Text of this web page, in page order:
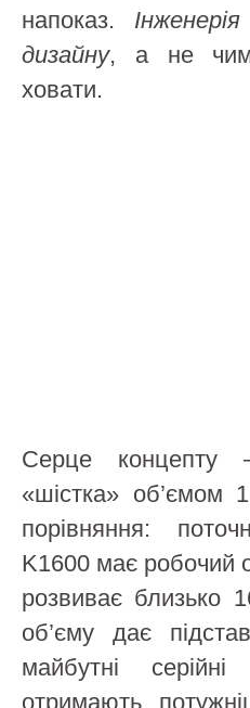
напоказ.
дизайну, а не
ховати.
Серце
«шістка»
порівняння:
K1600 має робочий
розвиває близько
об’єму дає
майбутні
отримають